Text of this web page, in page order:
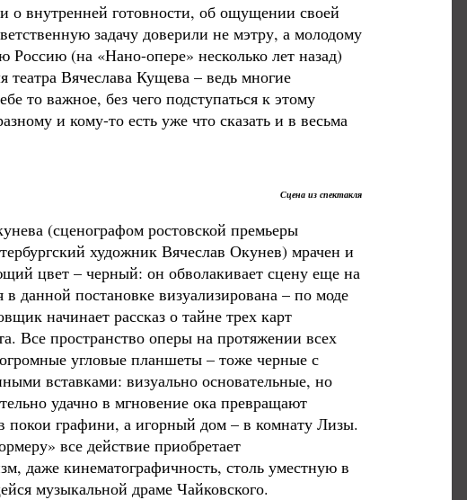
о внутренней готовности, об ощущении своей
задачу доверили не мэтру, а молодому
(на «Нано-опере» несколько лет назад)
Вячеслава Кущева – ведь многие
то важное, без чего подступаться к этому
и кому-то есть уже что сказать и в весьма
Сцена из спектакля
(сценографом ростовской премьеры
художник Вячеслав Окунев) мрачен и
цвет – черный: он обволакивает сцену еще на
в данной постановке визуализирована – по моде
начинает рассказ о тайне трех карт
Все пространство оперы на протяжении всех
угловые планшеты – тоже черные с
вставками: визуально основательные, но
удачно в мгновение ока превращают
покои графини, а игорный дом – в комнату Лизы.
все действие приобретает
даже кинематографичность, столь уместную в
музыкальной драме Чайковского.